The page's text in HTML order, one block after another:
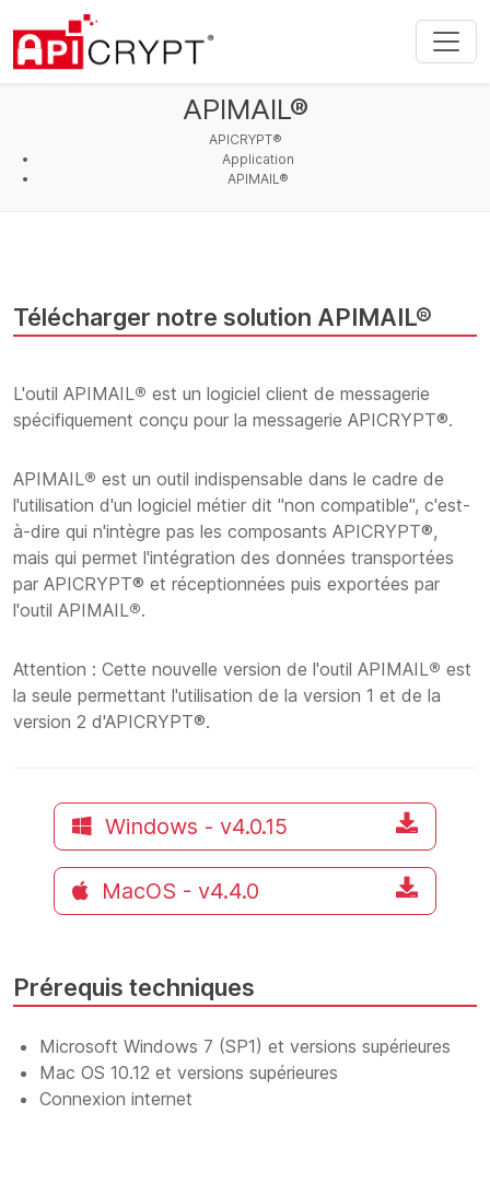
APIMAIL®
APICRYPT®
Application
APIMAIL®
Télécharger notre solution APIMAIL®
L'outil APIMAIL® est un logiciel client de messagerie
spécifiquement conçu pour la messagerie APICRYPT®.
APIMAIL® est un outil indispensable dans le cadre de
l'utilisation d'un logiciel métier dit "non compatible", c'est-
à-dire qui n'intègre pas les composants APICRYPT®,
mais qui permet l'intégration des données transportées
par APICRYPT® et réceptionnées puis exportées par
l'outil APIMAIL®.
Attention : Cette nouvelle version de l'outil APIMAIL® est
la seule permettant l'utilisation de la version 1 et de la
version 2 d'APICRYPT®.
Windows - v4.0.15
MacOS - v4.4.0
Prérequis techniques
Microsoft Windows 7 (SP1) et versions supérieures
Mac OS 10.12 et versions supérieures
Connexion internet